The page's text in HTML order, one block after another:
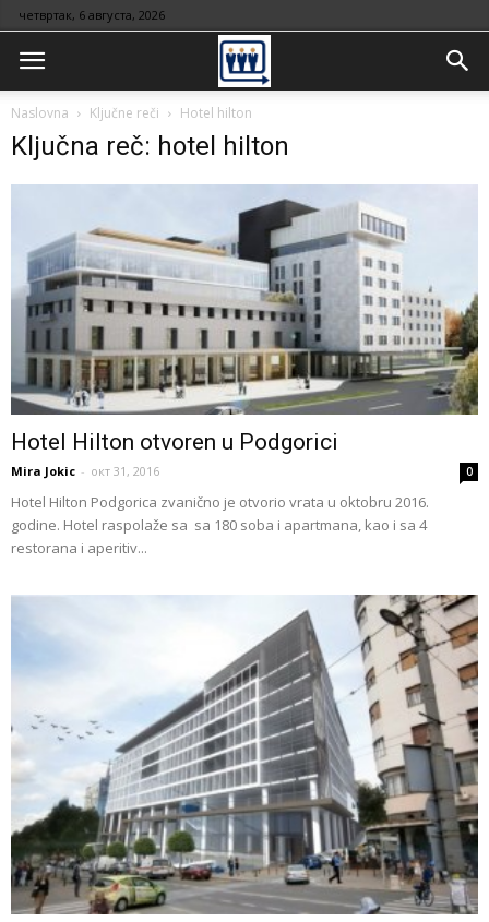
четвртак, 6 августа, 2026
Naslovna Ključne reči Hotel hilton
Ključna reč: hotel hilton
Hotel Hilton otvoren u Podgorici
Mira Jokic - окт 31, 2016 0
Hotel Hilton Podgorica zvanično je otvorio vrata u oktobru 2016.
godine. Hotel raspolaže sa sa 180 soba i apartmana, kao i sa 4
restorana i aperitiv...